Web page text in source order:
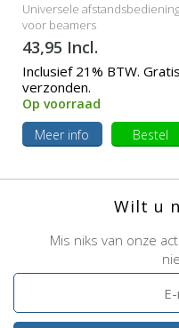
Universele afstandsbediening
voor beamers
43,95 Incl.
Inclusief 21% BTW. Gratis
verzonden.
Op voorraad
Meer info
Bestel
Wilt u
Mis niks van onze